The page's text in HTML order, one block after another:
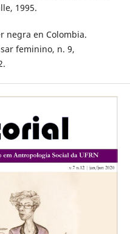
1995.
negra en Colombia.
feminino, n. 9,